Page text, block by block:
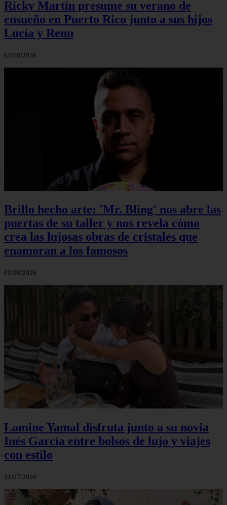
Ricky Martin presume su verano de
ensueño en Puerto Rico junto a sus hijos
Lucía y Renn
04/08/2026
Brillo hecho arte: 'Mr. Bling' nos abre las
puertas de su taller y nos revela cómo
crea las lujosas obras de cristales que
enamoran a los famosos
01/08/2026
Lamine Yamal disfruta junto a su novia
Inés García entre bolsos de lujo y viajes
con estilo
31/07/2026